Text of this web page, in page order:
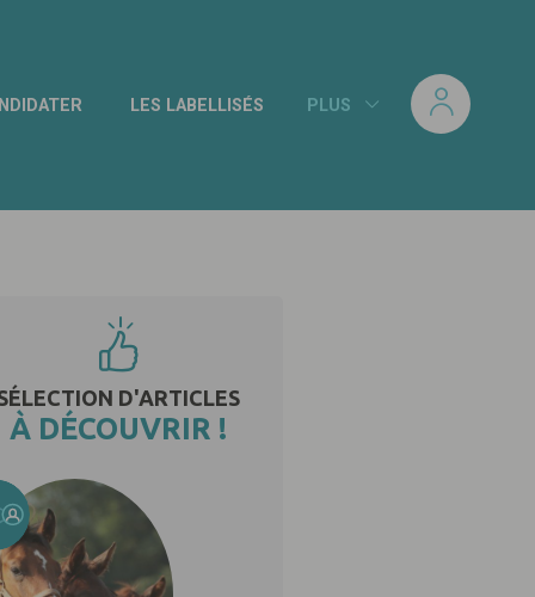
LES LABELLISÉS PLUS
D'ARTICLES
À DÉCOUVRIR !